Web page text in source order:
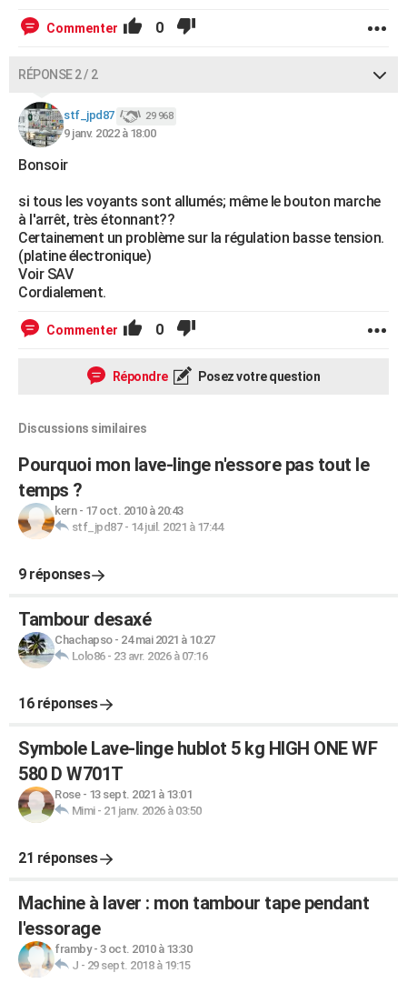
Commenter 0
RÉPONSE 2 / 2
stf_jpd87 29 968
9 janv. 2022 à 18:00
Bonsoir
si tous les voyants sont allumés; même le bouton marche
à l'arrêt, très étonnant??
Certainement un problème sur la régulation basse tension.
(platine électronique)
Voir SAV
Cordialement.
Commenter 0
Répondre Posez votre question
Discussions similaires
Pourquoi mon lave-linge n'essore pas tout le
temps ?
kern- 17 oct. 2010 à 20:43
stf_jpd87- 14 juil. 2021 à 17:44
9 réponses
Tambour desaxé
Chachapso- 24 mai 2021 à 10:27
Lolo86- 23 avr. 2026 à 07:16
16 réponses
Symbole Lave-linge hublot 5 kg HIGH ONE WF
580 D W701T
Rose- 13 sept. 2021 à 13:01
Mimi- 21 janv. 2026 à 03:50
21 réponses
Machine à laver : mon tambour tape pendant
l'essorage
framby- 3 oct. 2010 à 13:30
J - 29 sept. 2018 à 19:15